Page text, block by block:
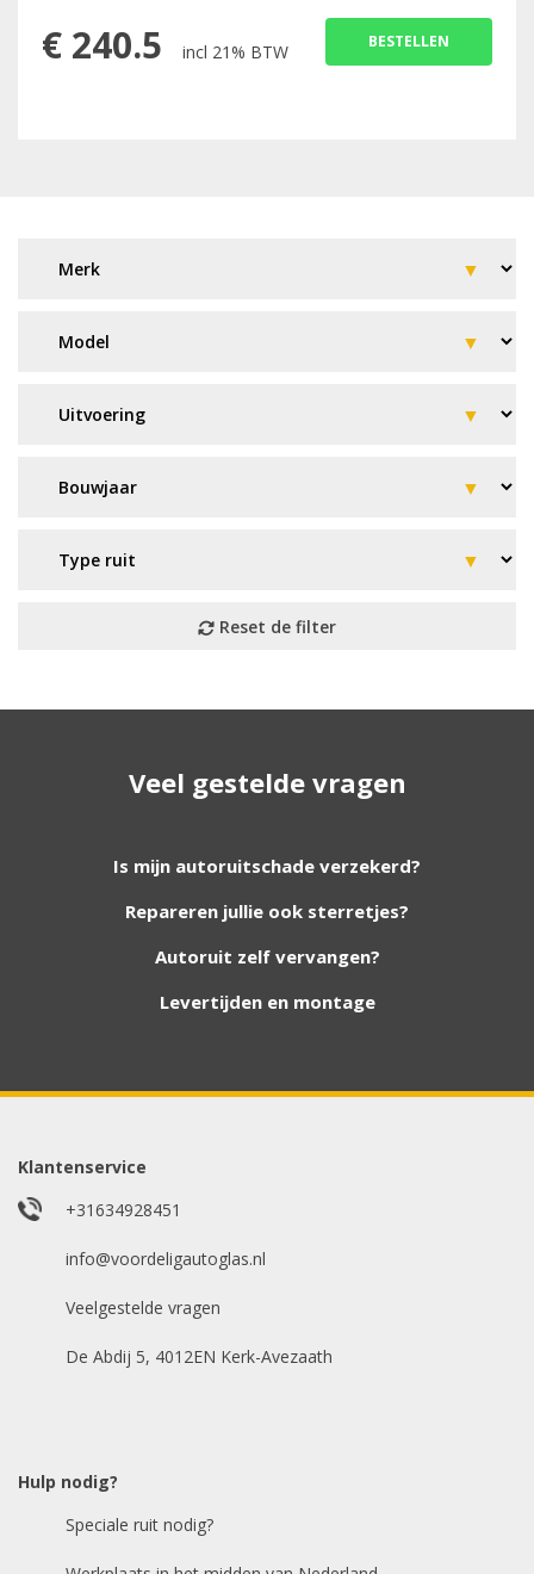
€ 240.5 incl 21% BTW BESTELLEN
verder!
Wij zijn continu bezig met het toevoegen van
ruit er niet tussen? Grote kans dat wij deze wel
hebben. Vul het formulier in en wij nemen
whatsappje met foto van de ruit en uw auto
Uw merk auto
Bouwjaar
Veel gestelde vragen
Is mijn autoruitschade verzekerd?
Repareren jullie ook sterretjes?
Autoruit zelf vervangen?
Levertijden en montage
Klantenservice
+31634928451
info@voordeligautoglas.nl
Veelgestelde vragen
De Abdij 5, 4012EN Kerk-Avezaath
Hulp nodig?
Speciale ruit nodig?